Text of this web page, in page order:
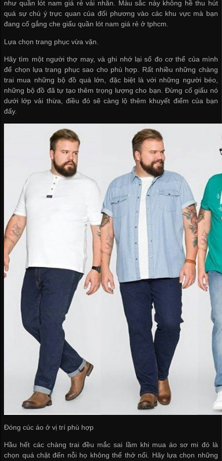
như quần lót nam giá rẻ vải nhăn. Màu sắc này không hề thu hút
quá sự chú ý trực quan của đối phương vào các khu vực mà bạn
đang cố gắng che giấuquần lót nam giá rẻ ở tphcm.
Lựa chọn trang phục vừa vặn.
Hãy tìm một người thợ may, và ghi nhớ lại số đo cơ thể của mình
để chọn lựa trang phục sao cho phù hợp. Rất nhiều những chàng
trai mua những bộ đồ quá lớn, đặc biệt là với những người béo,
những bộ đồ đã tự tạo thêm trọng lượng cho bạn. Đừng cố giấu nó
dưới lớp vải thừa, điều đó sẽ càng lộ thêm khuyết điểm của bạn
đấy.
Đóng cúc áo ở vị trí phù hợp
Hầu hết các chàng trai đều mắc sai lầm khi mua áo sơ mi đó là
chọn quá chật đến nỗi họ không thể thở nổi. Hãy lựa chọn những